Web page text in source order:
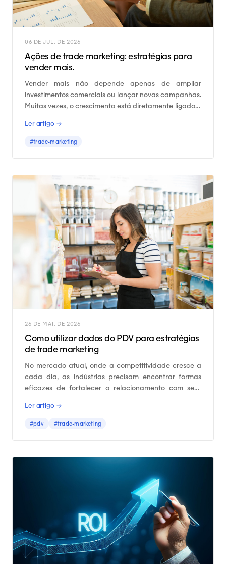
06 DE JUL. DE 2026
Ações de trade marketing: estratégias para
vender mais.
Vender mais não depende apenas de ampliar
investimentos comerciais ou lançar novas campanhas.
Muitas vezes, o crescimento está diretamente ligado à
corretas nos canais de venda.
Ler artigo →
#trade-marketing
26 DE MAI. DE 2026
Como utilizar dados do PDV para estratégias
de trade marketing
No mercado atual, onde a competitividade cresce a
cada dia, as indústrias precisam encontrar formas
eficazes de fortalecer o relacionamento com seus
Ler artigo →
#pdv #trade-marketing